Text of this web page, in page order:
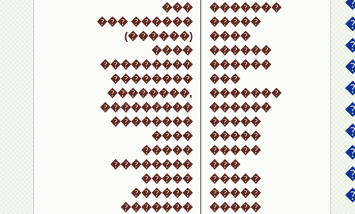
���
��� ������
(������)
����
���������
��������
��������,
���������
��������
����
�����
��������
�����
������
�������
�������
�����
����
������
������
���
�������
������
�����
�����
�����
���
�����
�����
�����